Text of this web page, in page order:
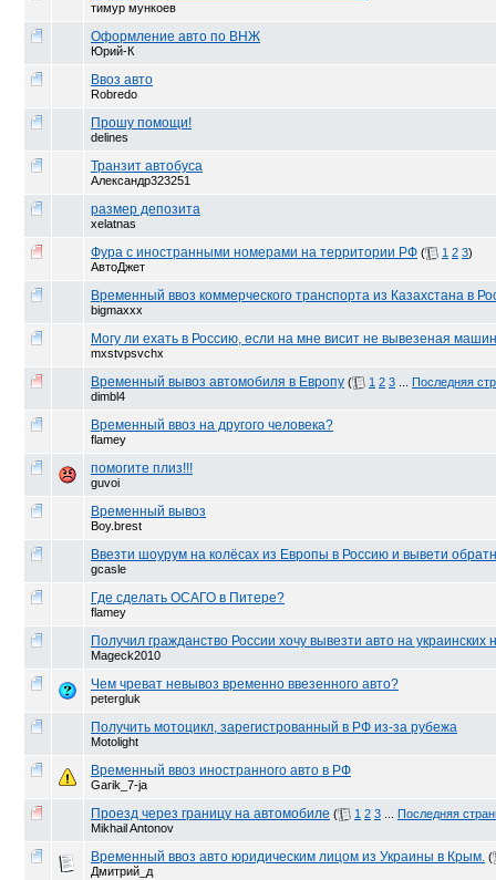
тимур мункоев
Оформление авто по ВНЖ
Юрий-К
Ввоз авто
Robredo
Прошу помощи!
delines
Транзит автобуса
Александр323251
размер депозита
xelatnas
Фура с иностранными номерами на территории РФ ( 1 2 3)
АвтоДжет
Временный ввоз коммерческого транспорта из Казахстана в
bigmaxxx
Могу ли ехать в Россию, если на мне висит не вывезеная
mxstvpsvchx
Временный вывоз автомобиля в Европу ( 1 2 3
Последняя
dimbl4
Временный ввоз на другого человека?
flamey
помогите плиз!!!
guvoi
Временный вывоз
Boy.brest
Ввезти шоурум на колёсах из Европы в Россию и вывети
gcasle
Где сделать ОСАГО в Питере?
flamey
Получил гражданство России хочу вывезти авто на украинских
Mageck2010
Чем чреват невывоз временно ввезенного авто?
petergluk
Получить мотоцикл, зарегистрованный в РФ из-за рубежа
Motolight
Временный ввоз иностранного авто в РФ
Garik_7-ja
Проезд через границу на автомобиле ( 1 2 3
Последняя
Mikhail Antonov
Временный ввоз авто юридическим лицом из Украины в Крым. (
Дмитрий_д